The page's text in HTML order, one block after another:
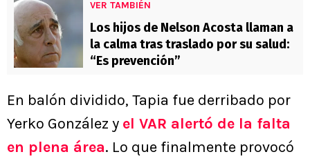
VER TAMBIÉN
Los hijos de Nelson Acosta llaman a
la calma tras traslado por su salud:
“Es prevención”
En balón dividido, Tapia fue derribado por
Yerko González y el VAR alertó de la falta
en plena área. Lo que finalmente provocó